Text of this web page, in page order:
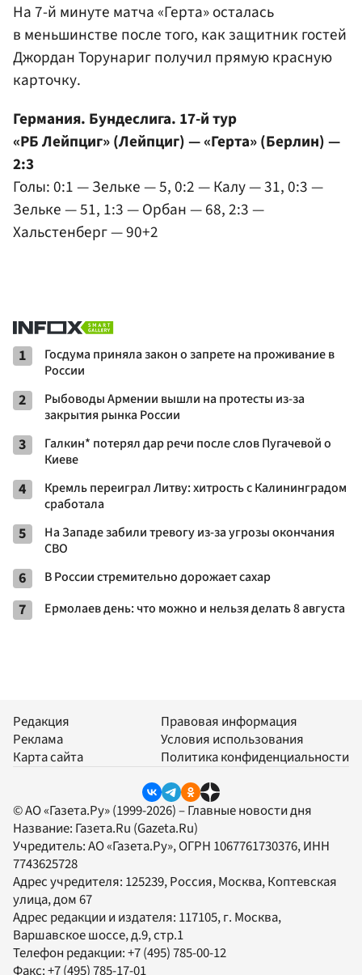
На 7-й минуте матча «Герта» осталась
в меньшинстве после того, как защитник гостей
Джордан Торунариг получил прямую красную
карточку.
Германия. Бундеслига. 17-й тур
«РБ Лейпциг» (Лейпциг) — «Герта» (Берлин) —
2:3
Голы: 0:1 — Зельке — 5, 0:2 — Калу — 31, 0:3 —
Зельке — 51, 1:3 — Орбан — 68, 2:3 —
Хальстенберг — 90+2
1
Госдума приняла закон о запрете на проживание в
России
2
Рыбоводы Армении вышли на протесты из-за
закрытия рынка России
3
Галкин* потерял дар речи после слов Пугачевой о
Киеве
4
Кремль переиграл Литву: хитрость с Калининградом
сработала
5
На Западе забили тревогу из-за угрозы окончания
СВО
6 В России стремительно дорожает сахар
7 Ермолаев день: что можно и нельзя делать 8 августа
Редакция
Реклама
Карта сайта
Правовая информация
Условия использования
Политика конфиденциальности
© АО «Газета.Ру» (1999-2026) – Главные новости дня
Название: Газета.Ru (Gazeta.Ru)
Учредитель:АО «Газета.Ру», ОГРН 1067761730376, ИНН
7743625728
Адрес учредителя: 125239, Россия, Москва, Коптевская
улица, дом 67
Адрес редакции и издателя: 117105, г. Москва,
Варшавское шоссе, д.9, стр.1
Телефон редакции:+7 (495) 785-00-12
Факс:+7 (495) 785-17-01